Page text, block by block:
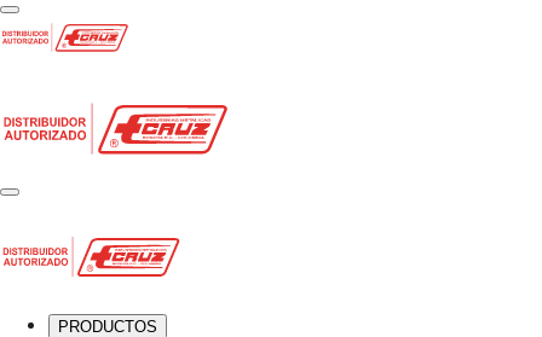
PRODUCTOS